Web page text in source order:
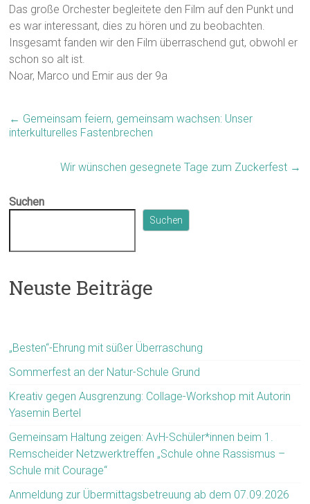
Das große Orchester begleitete den Film auf den Punkt und
es war interessant, dies zu hören und zu beobachten.
Insgesamt fanden wir den Film überraschend gut, obwohl er
schon so alt ist.
Noar, Marco und Emir aus der 9a
← Gemeinsam feiern, gemeinsam wachsen: Unser
interkulturelles Fastenbrechen
Wir wünschen gesegnete Tage zum Zuckerfest →
Suchen
Suchen
Neuste Beiträge
„Besten“-Ehrung mit süßer Überraschung
Sommerfest an der Natur-Schule Grund
Kreativ gegen Ausgrenzung: Collage-Workshop mit Autorin
Yasemin Bertel
Gemeinsam Haltung zeigen: AvH-Schüler*innen beim 1.
Remscheider Netzwerktreffen „Schule ohne Rassismus –
Schule mit Courage“
Anmeldung zur Übermittagsbetreuung ab dem 07.09.2026